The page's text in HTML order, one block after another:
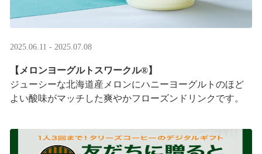
2025.06.11 - 2025.07.08
【メロンヨーグルトスワークル®】
ジューシーな北海道産メロンにハニーヨーグルトのほど
よい酸味がマッチした爽やかフローズンドリンクです。